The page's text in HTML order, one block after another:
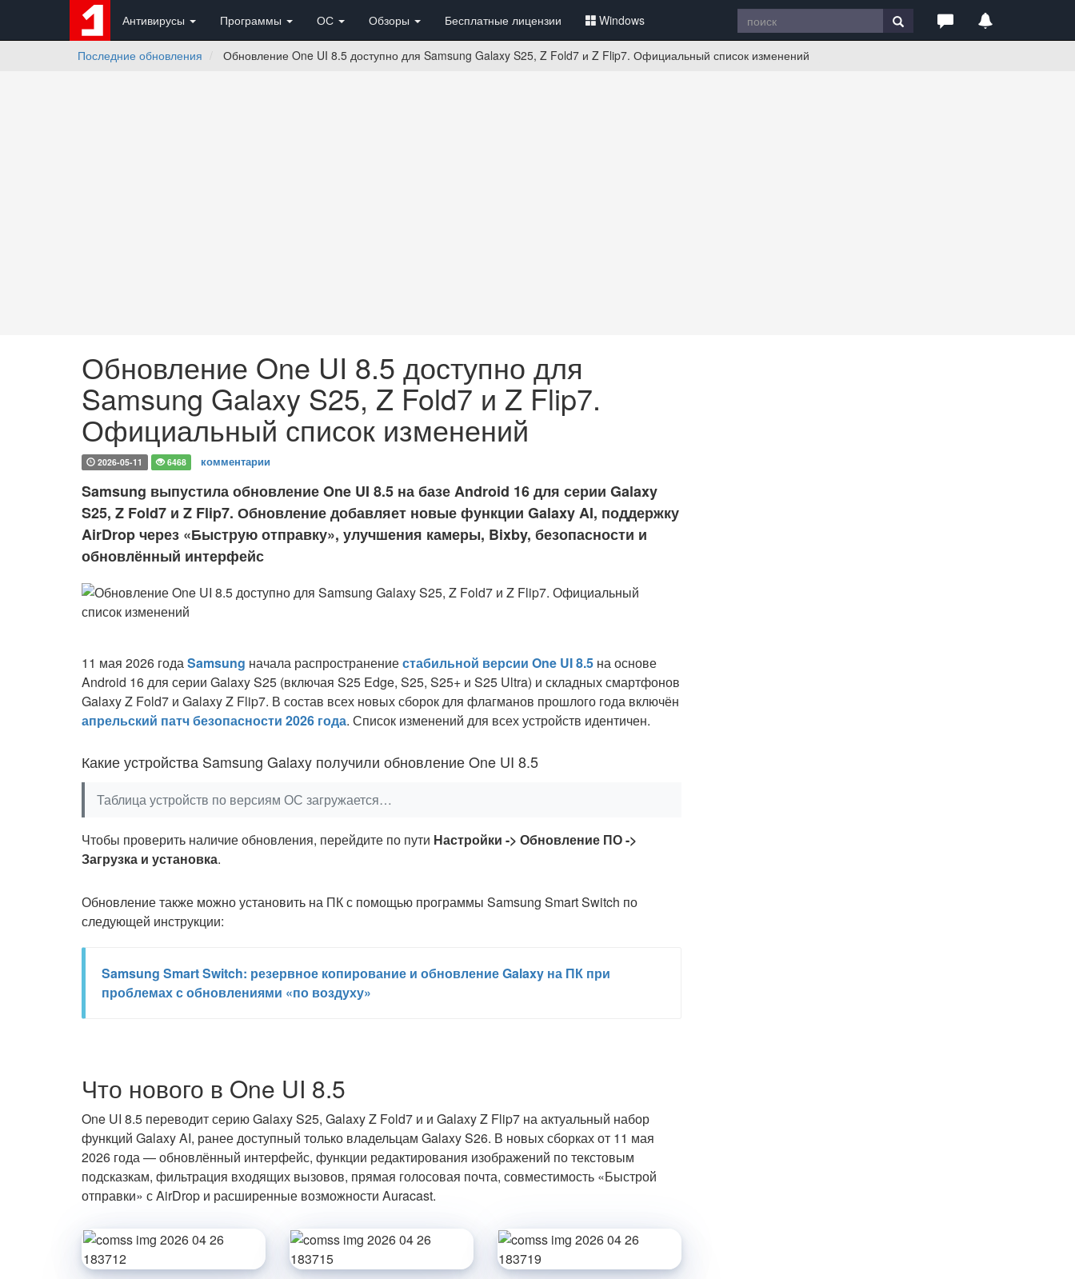
Антивирусы Программы ОС Обзоры Бесплатные лицензии Windows
Последние обновления Обновление One UI 8.5 доступно для Samsung Galaxy S25, Z Fold7 и Z Flip7. Официальный список изменений
Обновление One UI 8.5 доступно для
Samsung Galaxy S25, Z Fold7 и Z Flip7.
Официальный список изменений
2026-05-11 6468 комментарии
Samsung выпустила обновление One UI 8.5 на базе Android 16 для серии Galaxy
S25, Z Fold7 и Z Flip7. Обновление добавляет новые функции Galaxy AI, поддержку
AirDrop через «Быструю отправку», улучшения камеры, Bixby, безопасности и
обновлённый интерфейс
11 мая 2026 годаSamsung начала распространениестабильной версии One UI 8.5 на основе
Android 16 для серии Galaxy S25 (включая S25 Edge, S25, S25+ и S25 Ultra) и складных смартфонов
Galaxy Z Fold7 и Galaxy Z Flip7. В состав всех новых сборок для флагманов прошлого года включён
апрельский патч безопасности 2026 года. Список изменений для всех устройств идентичен.
Какие устройства Samsung Galaxy получили обновление One UI 8.5
Таблица устройств по версиям ОС загружается…
Чтобы проверить наличие обновления, перейдите по пути Настройки -> Обновление ПО ->
Загрузка и установка.
Обновление также можно установить на ПК с помощью программы Samsung Smart Switch по
следующей инструкции:
Samsung Smart Switch: резервное копирование и обновление Galaxy на ПК при
проблемах с обновлениями «по воздуху»
Что нового в One UI 8.5
One UI 8.5 переводит серию Galaxy S25, Galaxy Z Fold7 и и Galaxy Z Flip7 на актуальный набор
функций Galaxy AI, ранее доступный только владельцам Galaxy S26. В новых сборках от 11 мая
2026 года — обновлённый интерфейс, функции редактирования изображений по текстовым
подсказкам, фильтрация входящих вызовов, прямая голосовая почта, совместимость «Быстрой
отправки» с AirDrop и расширенные возможности Auracast.